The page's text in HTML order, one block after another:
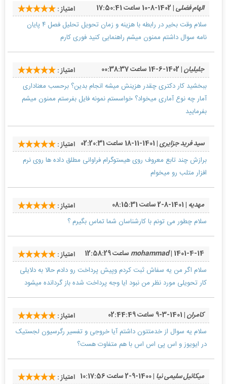
الهام فضلی| 1402-8-10 ساعت 17:50:41
امتیاز :
سلام وقت بخیر در رابطه با هزینه و زمان تحویل تحلیل فصل ۴ پایان
نامه سوال داشتم ممنون میشم راهنمایی کنید فوری کارم
جلیلیان| 1402-6-14 ساعت 00:38:37
امتیاز :
ببخشید کار دکتری چقدر هزینش میشه انجام بدین؟ برحسب معناداری
آمار چه نوع آماری میخواد؟ خواسستم نمونه فایل بفرستم ممنون میشم
بفرمایید
سید فرید جزایری| 1401-11-18 ساعت 02:20:31
امتیاز :
برازش چند تابع معروف روی هیستوگرام فراوانی مطلق داده ها روی نرم
افزار متلب رو میخوام
مهدیه | 1401-8-2 ساعت 08:15:31
امتیاز :
سلام چطور می تونم با کارشناسان شما تماس بگیرم ؟
mohammad| 1401-4-14 ساعت 12:58:29
امتیاز :
سلام اگر من یه سفاش ثبت کردم وپیش پرداخت رو دادم حالا به دلایلی
کار تحویلی مورد نظر من نبود ایا وجه پرداخت شده باز گردانده میشود
کامران| 1401-3-9 ساعت 02:44:49
امتیاز :
سلام یه سوال از خدمتتون داشتم آیا خروجی و تفسیر رگرسیون لجستیک
در ایویوز و اس پی اس اس با هم متفاوت هست؟
میکائیل سلیمی نیا | 1400-9-2 ساعت 10:17:56
امتیاز :